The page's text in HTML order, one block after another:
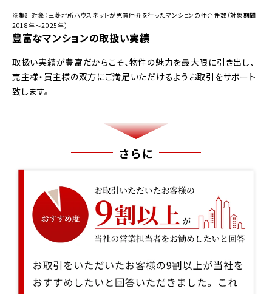
豊富なマンションの取扱い実績
取扱い実績が豊富だからこそ、物件の魅力を最大限に引き出し、
売主様・買主様の双方にご満足いただけるようお取引をサポート
致します。
※集計対象：三菱地所ハウスネットが売買仲介を行ったマンションの仲介件数（対象期間
2018年～2025年）